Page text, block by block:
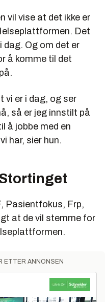
vil vise at det ikke er
Det
dag. Og om det er
å komme til det
vi er i dag, og ser
så er jeg innstilt på
å jobbe med en
har, sier hun.
Pasientfokus, Frp,
at de vil stemme for
ETTER ANNONSEN